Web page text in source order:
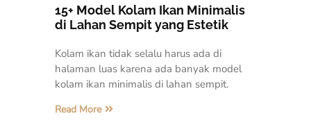
15+ Model Kolam Ikan Minimalis
di Lahan Sempit yang Estetik
Kolam ikan tidak selalu harus ada di
halaman luas karena ada banyak model
kolam ikan minimalis di lahan sempit.
Read More